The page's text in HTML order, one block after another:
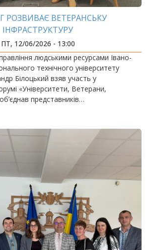
РОЗВИВАЄ ВЕТЕРАНСЬКУ
ІНФРАСТРУКТУРУ
ПТ, 12/06/2026 - 13:00
людськими ресурсами Івано-
технічного університету
Білоцький взяв участь у
«Університети, Ветерани,
представників…